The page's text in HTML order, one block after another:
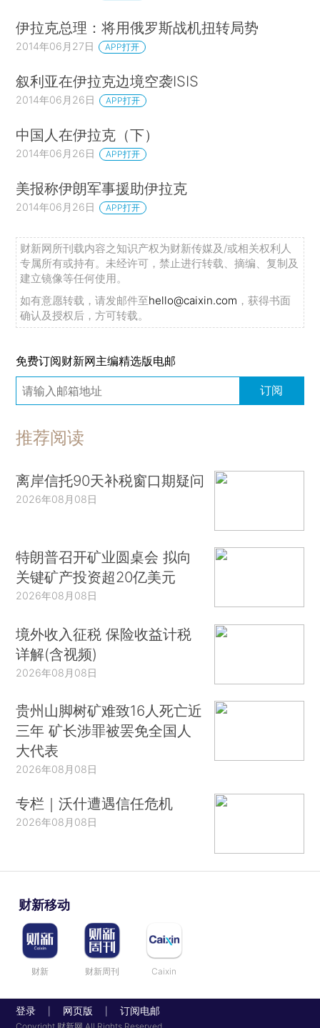
伊拉克总理：将用俄罗斯战机扭转局势
2014年06月27日 APP打开
叙利亚在伊拉克边境空袭ISIS
2014年06月26日 APP打开
中国人在伊拉克（下）
2014年06月26日 APP打开
美报称伊朗军事援助伊拉克
2014年06月26日 APP打开
财新网所刊载内容之知识产权为财新传媒及/或相关权利人
专属所有或持有。未经许可，禁止进行转载、摘编、复制及
建立镜像等任何使用。
如有意愿转载，请发邮件至hello@caixin.com ，获得书面
确认及授权后，方可转载。
免费订阅财新网主编精选版电邮
订阅
推荐阅读
离岸信托90天补税窗口期疑问
2026年08月08日
特朗普召开矿业圆桌会 拟向
关键矿产投资超20亿美元
2026年08月08日
境外收入征税 保险收益计税
详解(含视频)
2026年08月08日
贵州山脚树矿难致16人死亡近
三年 矿长涉罪被罢免全国人
大代表
2026年08月08日
专栏｜沃什遭遇信任危机
2026年08月08日
财新移动
财新 财新周刊 Caixin
登录 网页版 订阅电邮